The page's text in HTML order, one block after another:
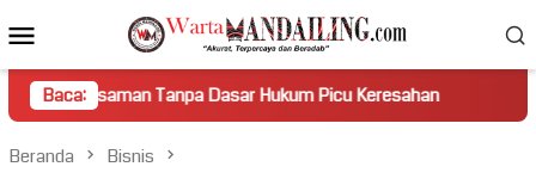
ke
kontenMobile
Baca:
Tanpa Dasar Hukum Picu Keresahan Truk Miring
Beranda Bisnis